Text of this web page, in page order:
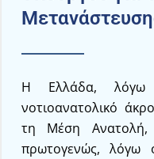
Η Ελλάδα, λόγω
νοτιοανατολικό
τη Μέση Ανατολή,
πρωτογενώς, λόγω